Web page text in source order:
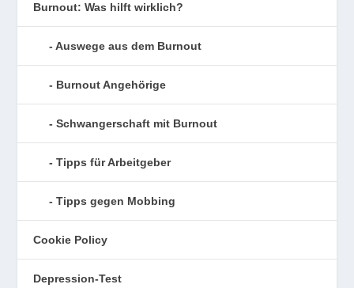
Burnout: Was hilft wirklich?
Auswege aus dem Burnout
Burnout Angehörige
Schwangerschaft mit Burnout
Tipps für Arbeitgeber
Tipps gegen Mobbing
Cookie Policy
Depression-Test